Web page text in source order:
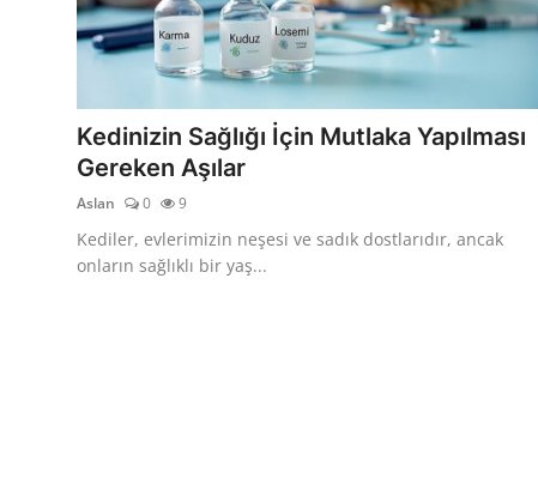
KEDİ BAKIMI
KEDİ MAMASI
VETERİNERLER
Kedinizin Sağlığı İçin Mutlaka Yapılması
Gereken Aşılar
Aslan 0 9
Kediler, evlerimizin neşesi ve sadık dostlarıdır, ancak
onların sağlıklı bir yaş...